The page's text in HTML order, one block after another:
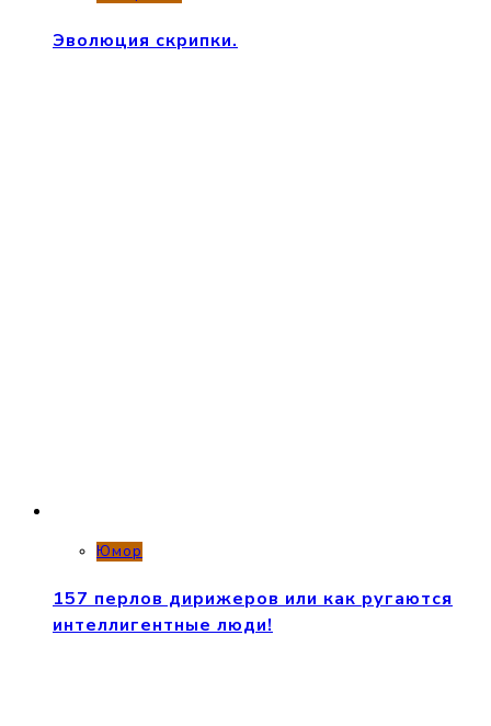
Эволюция скрипки.
Юмор
157 перлов дирижеров или как ругаются
интеллигентные люди!